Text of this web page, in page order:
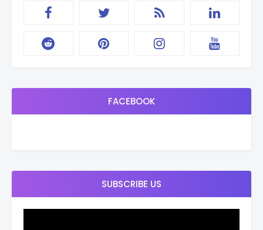
FACEBOOK
SUBSCRIBE US